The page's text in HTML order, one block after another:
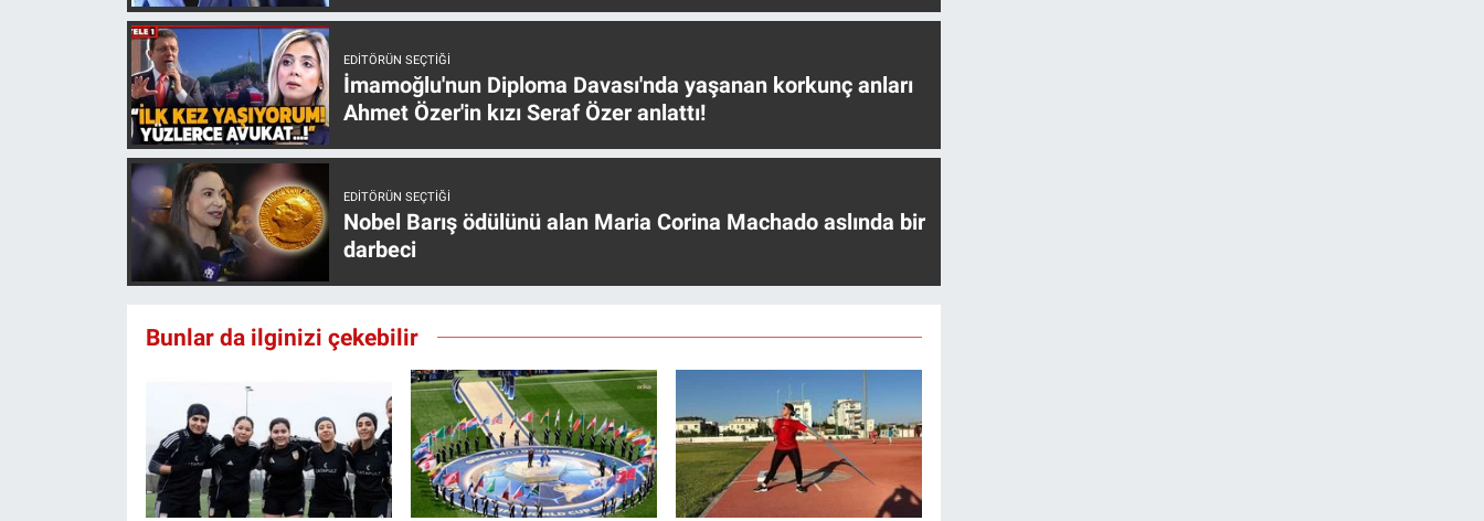
EDITÖRÜN SEÇTIĞI
İmamoğlu'nun Diploma Davası'nda yaşanan korkunç anları
Ahmet Özer'in kızı Seraf Özer anlattı!
EDITÖRÜN SEÇTIĞI
Nobel Barış ödülünü alan Maria Corina Machado aslında bir
darbeci
Bunlar da ilginizi çekebilir